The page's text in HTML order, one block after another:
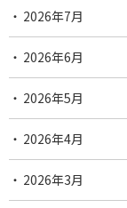
2026年7月
2026年6月
2026年5月
2026年4月
2026年3月